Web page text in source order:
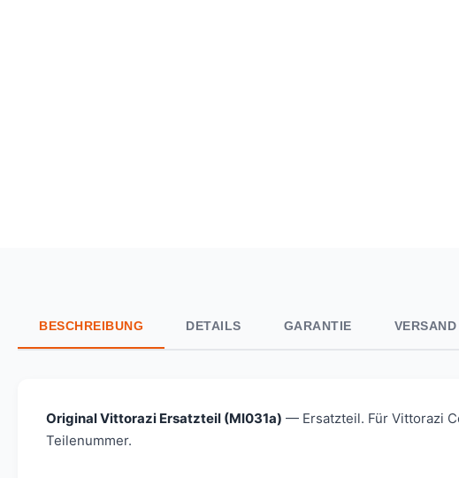
BESCHREIBUNG DETAILS GARANTIE VERSAND
Original Vittorazi Ersatzteil (MI031a) — Ersatzteil. Für Vittorazi
Teilenummer.